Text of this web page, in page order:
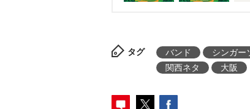
タグ バンド シンガー
関西ネタ
大阪